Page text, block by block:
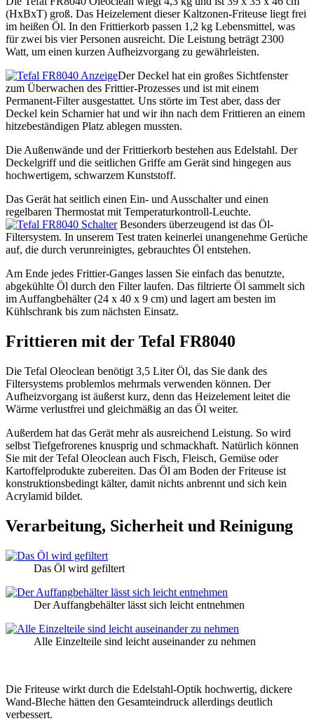
(HxBxT) groß. Das Heizelement dieser Kaltzonen-Friteuse liegt frei
im heißen Öl. In den Frittierkorb passen 1,2 kg Lebensmittel, was
für zwei bis vier Personen ausreicht. Die Leistung beträgt 2300
Watt, um einen kurzen Aufheizvorgang zu gewährleisten.
Der Deckel hat ein großes Sichtfenster
zum Überwachen des Frittier-Prozesses und ist mit einem
Permanent-Filter ausgestattet. Uns störte im Test aber, dass der
Deckel kein Scharnier hat und wir ihn nach dem Frittieren an einem
hitzebeständigen Platz ablegen mussten.
Die Außenwände und der Frittierkorb bestehen aus Edelstahl. Der
Deckelgriff und die seitlichen Griffe am Gerät sind hingegen aus
hochwertigem, schwarzem Kunststoff.
Das Gerät hat seitlich einen Ein- und Ausschalter und einen
regelbaren Thermostat mit Temperaturkontroll-Leuchte.
Besonders überzeugend ist das Öl-
Filtersystem. In unserem Test traten keinerlei unangenehme Gerüche
auf, die durch verunreinigtes, gebrauchtes Öl entstehen.
Am Ende jedes Frittier-Ganges lassen Sie einfach das benutzte,
abgekühlte Öl durch den Filter laufen. Das filtrierte Öl sammelt sich
im Auffangbehälter (24 x 40 x 9 cm) und lagert am besten im
Kühlschrank bis zum nächsten Einsatz.
Frittieren mit der Tefal FR8040
Die Tefal Oleoclean benötigt 3,5 Liter Öl, das Sie dank des
Filtersystems problemlos mehrmals verwenden können. Der
Aufheizvorgang ist äußerst kurz, denn das Heizelement leitet die
Wärme verlustfrei und gleichmäßig an das Öl weiter.
Außerdem hat das Gerät mehr als ausreichend Leistung. So wird
selbst Tiefgefrorenes knusprig und schmackhaft. Natürlich können
Sie mit der Tefal Oleoclean auch Fisch, Fleisch, Gemüse oder
Kartoffelprodukte zubereiten. Das Öl am Boden der Friteuse ist
konstruktionsbedingt kälter, damit nichts anbrennt und sich kein
Acrylamid bildet.
Verarbeitung, Sicherheit und Reinigung
Das Öl wird gefiltert
Der Auffangbehälter lässt sich leicht entnehmen
Alle Einzelteile sind leicht auseinander zu nehmen
Die Friteuse wirkt durch die Edelstahl-Optik hochwertig, dickere
Wand-Bleche hätten den Gesamteindruck allerdings deutlich
verbessert.